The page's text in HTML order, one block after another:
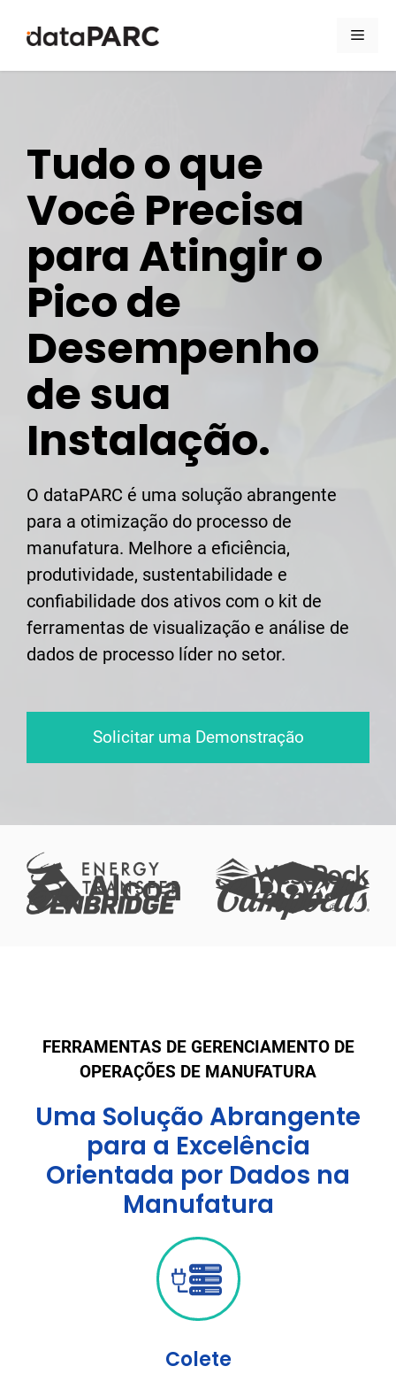
Tudo o que
Você Precisa
para Atingir o
Pico de
Desempenho
de sua
Instalação.
O dataPARC é uma solução abrangente
para a otimização do processo de
manufatura. Melhore a eficiência,
produtividade, sustentabilidade e
confiabilidade dos ativos com o kit de
ferramentas de visualização e análise de
dados de processo líder no setor.
Solicitar uma Demonstração
FERRAMENTAS DE GERENCIAMENTO DE
OPERAÇÕES DE MANUFATURA
Uma Solução Abrangente
para a Excelência
Orientada por Dados na
Manufatura
Colete